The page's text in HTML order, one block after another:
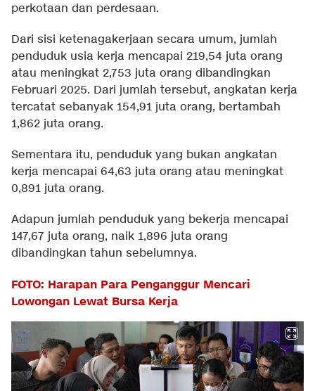
perkotaan dan perdesaan.
Dari sisi ketenagakerjaan secara umum, jumlah
penduduk usia kerja mencapai 219,54 juta orang
atau meningkat 2,753 juta orang dibandingkan
Februari 2025. Dari jumlah tersebut, angkatan kerja
tercatat sebanyak 154,91 juta orang, bertambah
1,862 juta orang.
Sementara itu, penduduk yang bukan angkatan
kerja mencapai 64,63 juta orang atau meningkat
0,891 juta orang.
Adapun jumlah penduduk yang bekerja mencapai
147,67 juta orang, naik 1,896 juta orang
dibandingkan tahun sebelumnya.
FOTO: Harapan Para Penganggur Mencari
Lowongan Lewat Bursa Kerja